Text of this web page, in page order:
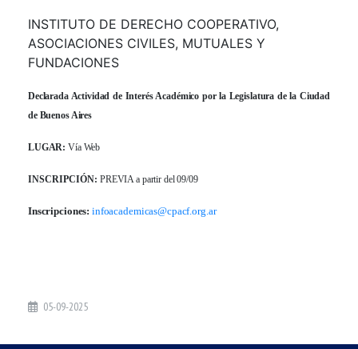
INSTITUTO DE DERECHO COOPERATIVO,
ASOCIACIONES CIVILES, MUTUALES Y
FUNDACIONES
Declarada Actividad de Interés Académico por la Legislatura de la Ciudad
de Buenos Aires
LUGAR:Vía Web
INSCRIPCIÓN: PREVIA a partir del 09/09
Inscripciones: infoacademicas@cpacf.org.ar
05-09-2025